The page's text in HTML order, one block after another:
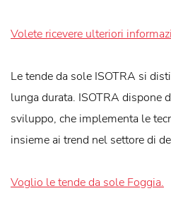
Volete ricevere ulteriori
Le tende da sole ISOTRA si
lunga durata. ISOTRA dispone
sviluppo, che implementa le
insieme ai trend nel settore di
Voglio le tende da sole Foggia.